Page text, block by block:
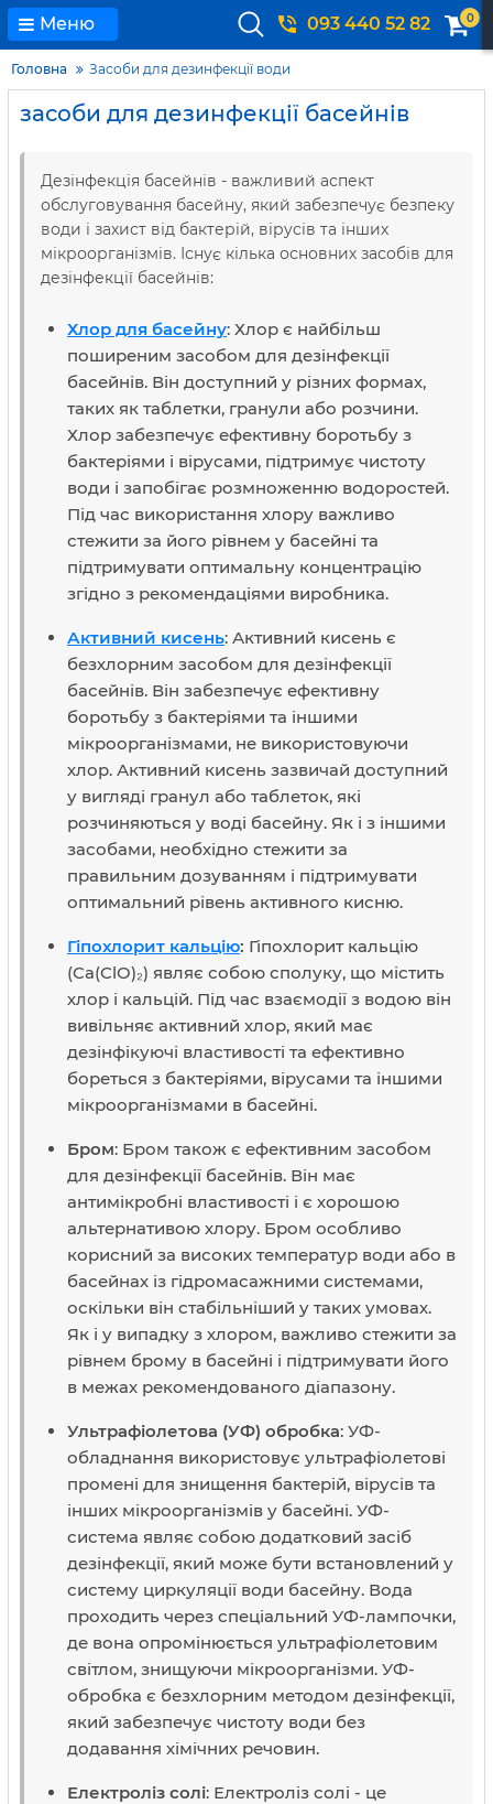
Меню 093 440 52 82 0
Головна Засоби для дезинфекції води
засоби для дезинфекції басейнів
Дезінфекція басейнів - важливий аспект
обслуговування басейну, який забезпечує безпеку
води і захист від бактерій, вірусів та інших
мікроорганізмів. Існує кілька основних засобів для
дезінфекції басейнів:
Хлор для басейну: Хлор є найбільш
поширеним засобом для дезінфекції
басейнів. Він доступний у різних формах,
таких як таблетки, гранули або розчини.
Хлор забезпечує ефективну боротьбу з
бактеріями і вірусами, підтримує чистоту
води і запобігає розмноженню водоростей.
Під час використання хлору важливо
стежити за його рівнем у басейні та
підтримувати оптимальну концентрацію
згідно з рекомендаціями виробника.
Активний кисень: Активний кисень є
безхлорним засобом для дезінфекції
басейнів. Він забезпечує ефективну
боротьбу з бактеріями та іншими
мікроорганізмами, не використовуючи
хлор. Активний кисень зазвичай доступний
у вигляді гранул або таблеток, які
розчиняються у воді басейну. Як і з іншими
засобами, необхідно стежити за
правильним дозуванням і підтримувати
оптимальний рівень активного кисню.
Гіпохлорит кальцію: Гіпохлорит кальцію
(Ca(ClO)₂) являє собою сполуку, що містить
хлор і кальцій. Під час взаємодії з водою він
вивільняє активний хлор, який має
дезінфікуючі властивості та ефективно
бореться з бактеріями, вірусами та іншими
мікроорганізмами в басейні.
Бром: Бром також є ефективним засобом
для дезінфекції басейнів. Він має
антимікробні властивості і є хорошою
альтернативою хлору. Бром особливо
корисний за високих температур води або в
басейнах із гідромасажними системами,
оскільки він стабільніший у таких умовах.
Як і у випадку з хлором, важливо стежити за
рівнем брому в басейні і підтримувати його
в межах рекомендованого діапазону.
Ультрафіолетова (УФ) обробка: УФ-
обладнання використовує ультрафіолетові
промені для знищення бактерій, вірусів та
інших мікроорганізмів у басейні. УФ-
система являє собою додатковий засіб
дезінфекції, який може бути встановлений у
систему циркуляції води басейну. Вода
проходить через спеціальний УФ-лампочки,
де вона опромінюється ультрафіолетовим
світлом, знищуючи мікроорганізми. УФ-
обробка є безхлорним методом дезінфекції,
який забезпечує чистоту води без
додавання хімічних речовин.
Електроліз солі: Електроліз солі - це